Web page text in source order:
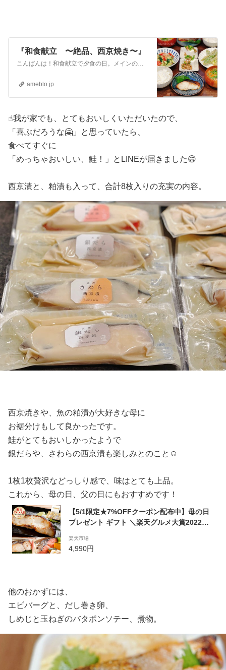
『和食献立 〜絶品、西京焼き〜』
こんばんは！和食献立で夕食の日。メインのお魚は銀だらと紅鮭の西京焼き。高級感を感じる、上品な味の西京焼きは、鳥取門永さんの"西京漬け＆粕漬けセット"母の日 プ…
ameblo.jp
☝︎我が家でも、とてもおいしくいただいたので、
「喜ぶだろうな🤗」と思っていたら、
食べてすぐに
「めっちゃおいしい、鮭！」とLINEが届きました😄
西京漬と、粕漬も入って、合計8枚入りの充実の内容。
西京焼きや、魚の粕漬が大好きな母に
お裾分けもして良かったです。
鮭がとてもおいしかったようで
銀だらや、さわらの西京漬も楽しみとのこと☺️
1枚1枚贅沢などっしり感で、味はとても上品。
これから、母の日、父の日にもおすすめです！
【5/1限定★7%OFFクーポン配布中】母の日
プレゼント ギフト ＼楽天グルメ大賞2022受
買得セット】 グルメ 食べ物 実用的 義母 母の
日ギフト 父の日 内祝い 魚 お取り寄せ あす楽
楽天市場
4,990円
他のおかずには、
エビバーグと、だし巻き卵、
しめじと玉ねぎのバタポンソテー、煮物。